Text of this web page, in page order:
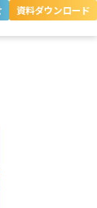
資料ダウンロード